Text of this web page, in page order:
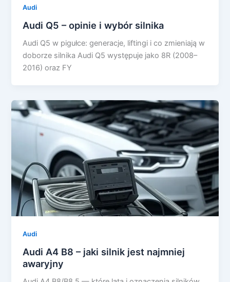
Audi
Audi Q5 – opinie i wybór silnika
Audi Q5 w pigułce: generacje, liftingi i co zmieniają w
doborze silnika Audi Q5 występuje jako 8R (2008–
2016) oraz FY
Audi
Audi A4 B8 – jaki silnik jest najmniej
awaryjny